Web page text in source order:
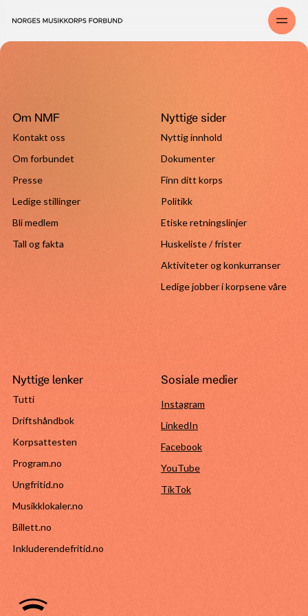
Om NMF
Kontakt oss
Om forbundet
Presse
Ledige stillinger
Bli medlem
Tall og fakta
Nyttige sider
Nyttig innhold
Dokumenter
Finn ditt korps
Politikk
Etiske retningslinjer
Huskeliste / frister
Aktiviteter og konkurranser
Ledige jobber i korpsene våre
Nyttige lenker
Tutti
Driftshåndbok
Korpsattesten
Program.no
Ungfritid.no
Musikklokaler.no
Billett.no
Inkluderendefritid.no
Sosiale medier
Instagram
LinkedIn
Facebook
YouTube
TikTok